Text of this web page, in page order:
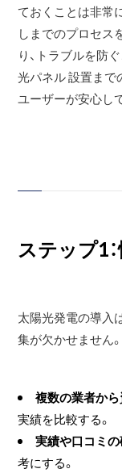
ておくことは非常
しまでのプロセス
り、トラブルを防
光パネル 設置まで
ユーザーが安心し
ステップ1
太陽光発電の導入
集が欠かせません。
複数の業者から
実績を比較する。
実績や口コミ
考にする。